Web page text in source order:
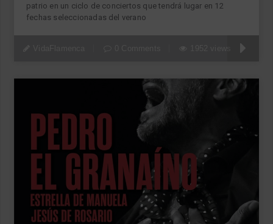
patrio en un ciclo de conciertos que tendrá lugar en 12
fechas seleccionadas del verano